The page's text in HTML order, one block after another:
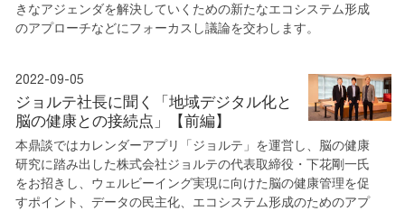
きなアジェンダを解決していくための新たなエコシステム形成
のアプローチなどにフォーカスし議論を交わします。
2022-09-05
ジョルテ社長に聞く「地域デジタル化と
脳の健康との接続点」【前編】
本鼎談ではカレンダーアプリ「ジョルテ」を運営し、脳の健康
研究に踏み出した株式会社ジョルテの代表取締役・下花剛一氏
をお招きし、ウェルビーイング実現に向けた脳の健康管理を促
すポイント、データの民主化、エコシステム形成のためのアプ